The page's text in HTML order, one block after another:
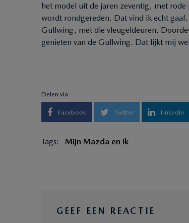
het model uit de jaren zeventig, met
wordt rondgereden. Dat vind ik echt gaaf.
Gullwing, met die vleugeldeuren.
genieten van de Gullwing. Dat lijkt mij
Delen via
Facebook Twitter Linkedin
Tags: Mijn Mazda en Ik
GEEF EEN REACTIE